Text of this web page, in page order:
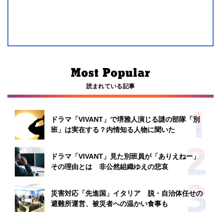
読まれている記事
ドラマ「VIVANT」で堺雅人演じる謎の部隊「別
班」は実在する？内情知る人物に聞いた
ドラマ「VIVANT」見た別班員が「ありえねー」
その理由とは 非公然組織ゆえの悲哀
災害対応「先進国」イタリア 脱・自治体任せの
避難所運営、被災者への温かい食事も